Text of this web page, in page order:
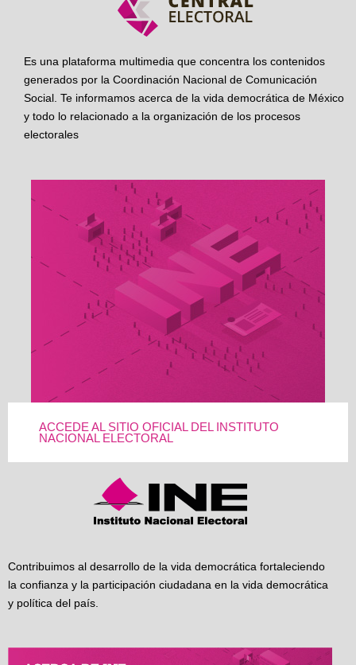
Es una plataforma multimedia que concentra los contenidos
generados por la Coordinación Nacional de Comunicación
Social. Te informamos acerca de la vida democrática de México
y todo lo relacionado a la organización de los procesos
electorales
ACCEDE AL SITIO OFICIAL DEL INSTITUTO
NACIONAL ELECTORAL
Contribuimos al desarrollo de la vida democrática fortaleciendo
la confianza y la participación ciudadana en la vida democrática
y política del país.